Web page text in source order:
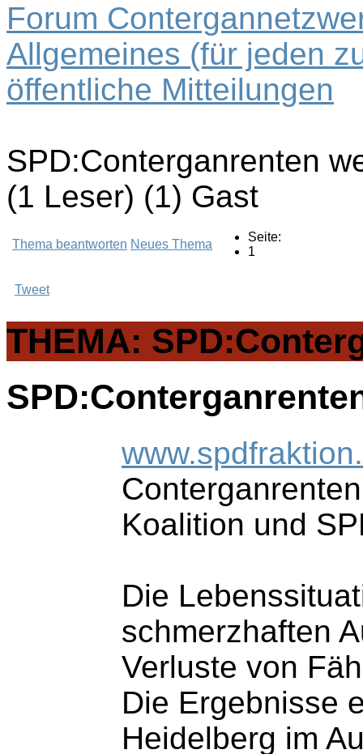
Forum
Allgemeines (für jeden
öffentliche Mitteilungen
SPD:Conterganrenten
(1 Leser) (1) Gast
Thema beantworten Neues Thema
Seite:
1
Tweet
THEMA:
Koalition und
Die
schmerzhaften
Verluste von
Die Ergebnisse
Heidelberg im